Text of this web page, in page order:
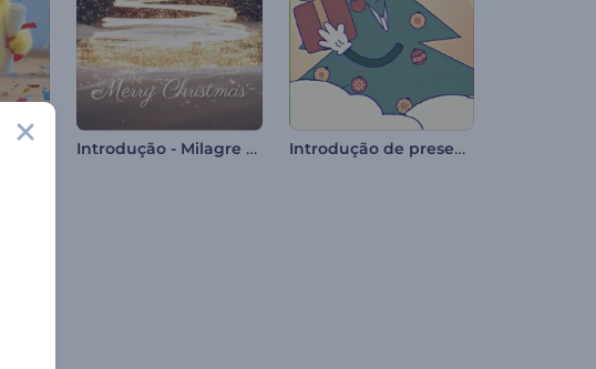
Introdução - Milagre na Noite de Natal Introdução de presente de Natal em desenho animado